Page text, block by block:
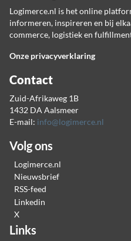
Logimerce.nl is het online
informeren, inspireren en bij
commerce, logistiek en
Onze privacyverklaring
Contact
Zuid-Afrikaweg 1B
1432 DA Aalsmeer
E-mail: info@logimerce.nl
Volg ons
Logimerce.nl
Nieuwsbrief
RSS-feed
Linkedin
X
Links